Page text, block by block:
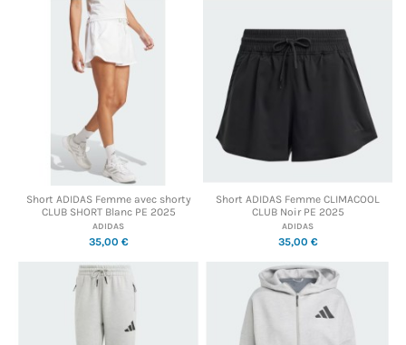
Short ADIDAS Femme avec shorty
CLUB SHORT Blanc PE 2025
ADIDAS
35,00 €
Short ADIDAS Femme CLIMACOOL
CLUB Noir PE 2025
ADIDAS
35,00 €